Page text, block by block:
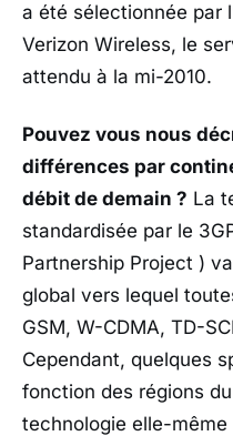
a été sélectionnée par
Verizon Wireless, le
attendu à la mi-2010.
Pouvez vous nous
différences par
débit de demain ? La
standardisée par le
Partnership Project )
global vers lequel
GSM, W-CDMA, TD-
Cependant, quelques
fonction des régions du
technologie elle-même